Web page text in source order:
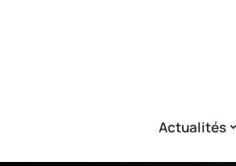
Actualités